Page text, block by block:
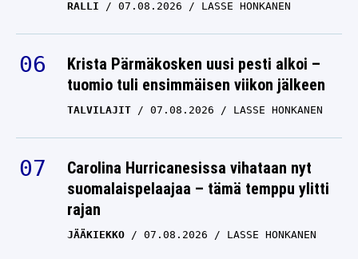
Krista Pärmäkosken uusi pesti alkoi –
tuomio tuli ensimmäisen viikon jälkeen
TALVILAJIT 07.08.2026 LASSE HONKANEN
Carolina Hurricanesissa vihataan nyt
suomalaispelaajaa – tämä temppu ylitti
rajan
JÄÄKIEKKO